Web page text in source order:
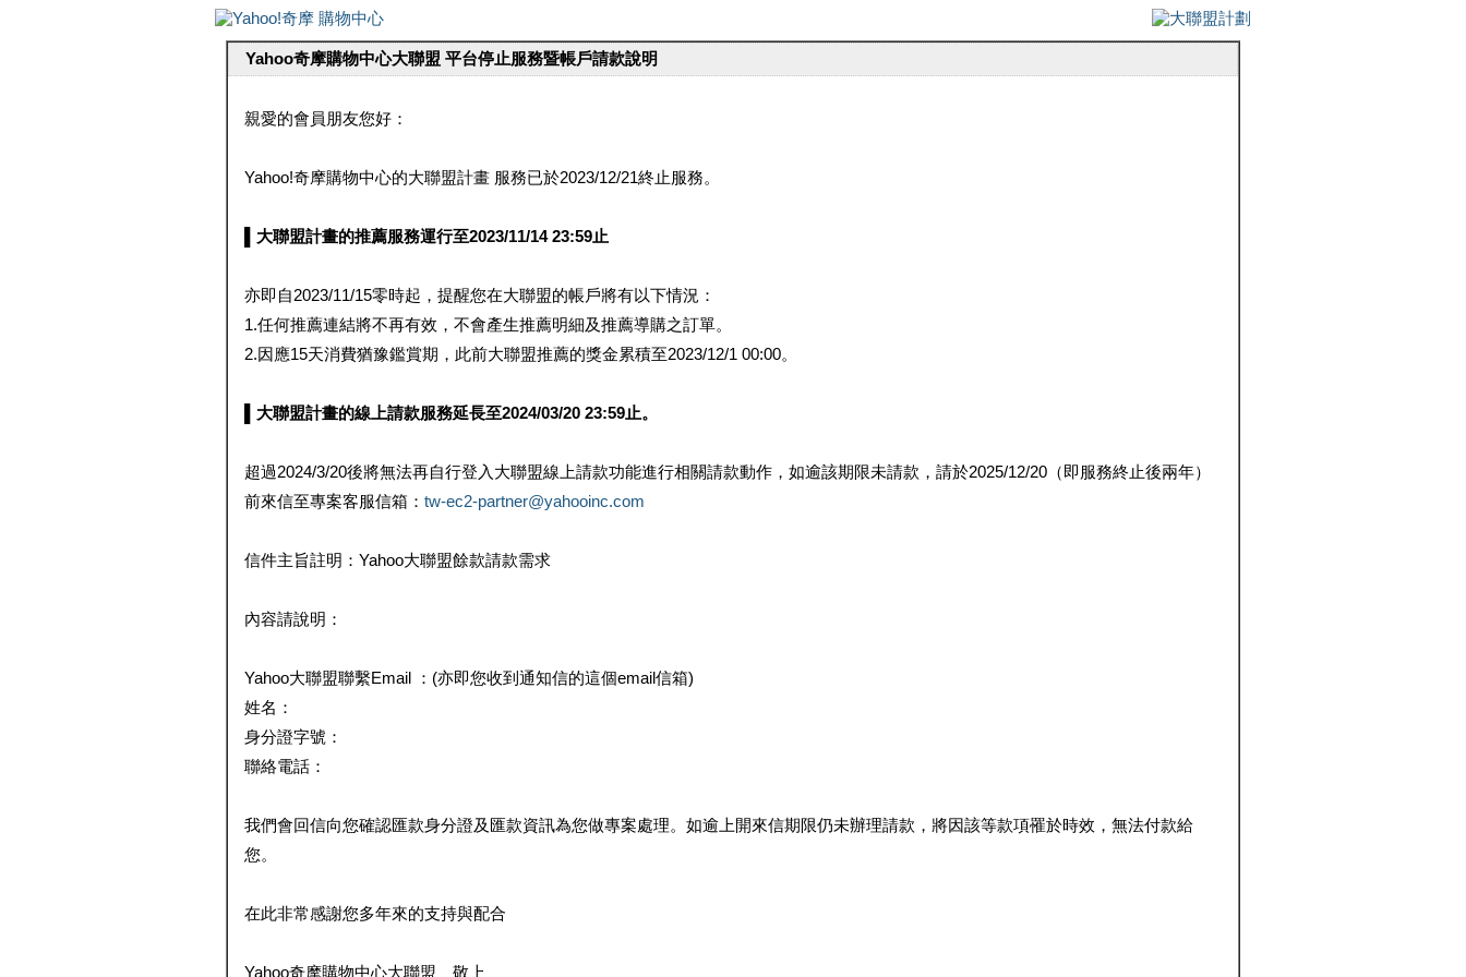
Yahoo奇摩購物中心大聯盟 平台停止服務暨帳戶請款說明
親愛的會員朋友您好：
Yahoo!奇摩購物中心的大聯盟計畫 服務已於2023/12/21終止服務。
▌大聯盟計畫的推薦服務運行至2023/11/14 23:59止
亦即自2023/11/15零時起，提醒您在大聯盟的帳戶將有以下情況：
1.任何推薦連結將不再有效，不會產生推薦明細及推薦導購之訂單。
2.因應15天消費猶豫鑑賞期，此前大聯盟推薦的獎金累積至2023/12/1 00:00。
▌大聯盟計畫的線上請款服務延長至2024/03/20 23:59止。
超過2024/3/20後將無法再自行登入大聯盟線上請款功能進行相關請款動作，如逾該期限未請款，請於2025/12/20（即服務終止後兩年）
前來信至專案客服信箱： tw-ec2-partner@yahooinc.com
信件主旨註明：Yahoo大聯盟餘款請款需求
內容請說明：
Yahoo大聯盟聯繫Email ：(亦即您收到通知信的這個email信箱)
姓名：
身分證字號：
聯絡電話：
我們會回信向您確認匯款身分證及匯款資訊為您做專案處理。如逾上開來信期限仍未辦理請款，將因該等款項罹於時效，無法付款給
您。
在此非常感謝您多年來的支持與配合
Yahoo奇摩購物中心大聯盟 敬上